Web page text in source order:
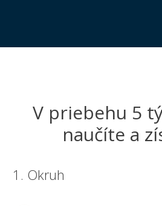
V priebehu 5
naučíte a
1. Okruh